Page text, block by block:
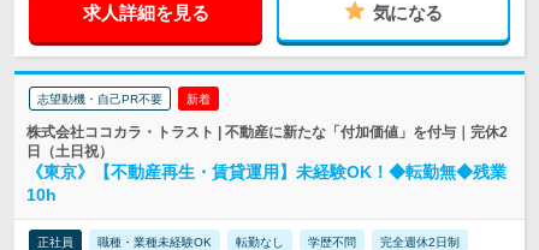
求人詳細を見る 気になる
志望動機・自己PR不要 新着
株式会社ココカラ・トラスト | 不動産に新たな「付加価値」を付与｜完休2
日（土日祝）
《東京》【不動産再生・賃貸運用】未経験OK！◆転勤無◆残業
10h
正社員 職種・業種未経験OK 転勤なし 学歴不問 完全週休2日制